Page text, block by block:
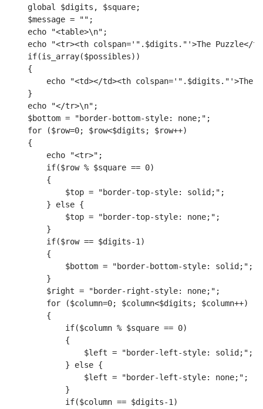
global $digits, $square;
$message = "";
echo "<table>\n";
echo "<tr><th colspan='".$digits."'>The Puzzle</
if(is_array($possibles))
{
echo "<td></td><th colspan='".$digits."'>The
}
echo "</tr>\n";
$bottom = "border-bottom-style: none;";
for ($row=0; $row<$digits; $row++)
{
echo "<tr>";
if($row % $square == 0)
{
$top = "border-top-style: solid;";
} else {
$top = "border-top-style: none;";
}
if($row == $digits-1)
{
$bottom = "border-bottom-style: solid;";
}
$right = "border-right-style: none;";
for ($column=0; $column<$digits; $column++)
{
if($column % $square == 0)
{
$left = "border-left-style: solid;";
} else {
$left = "border-left-style: none;";
}
if($column == $digits-1)